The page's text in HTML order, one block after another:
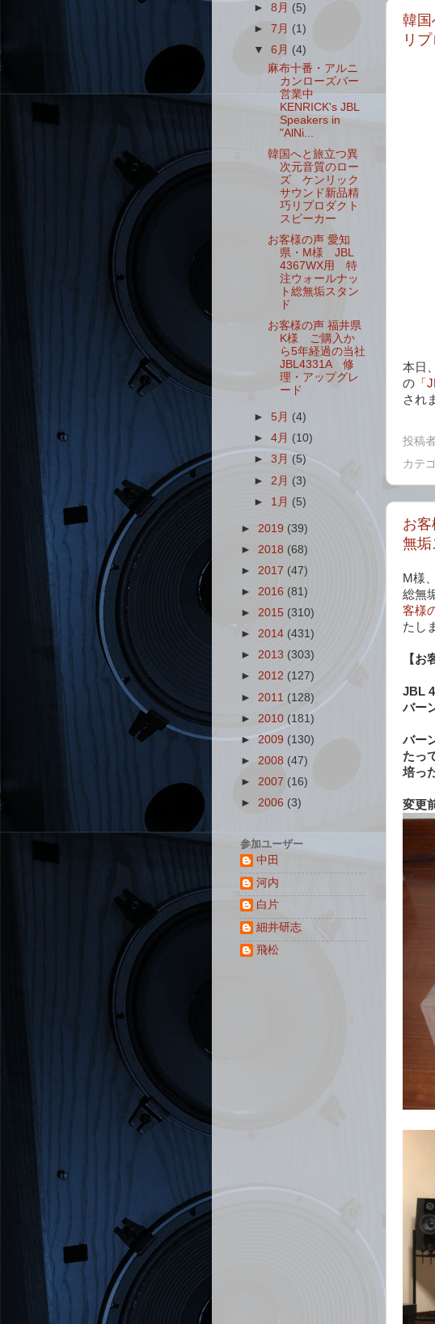
韓
リ
本日
の 「
され
投稿
カテ
お
無垢
M様
総無
客様
たし
【お
JBL
バー
バー
たっ
培っ
変更
►8月 (5)
►7月 (1)
▼6月 (4)
麻布十番・アルニ
カンローズバー
営業中
KENRICK's JBL
Speakers in
"AlNi...
韓国へと旅立つ異
次元音質のロー
ズ ケンリック
サウンド新品精
巧リプロダクト
スピーカー
お客様の声 愛知
県・M様 JBL
4367WX用 特
注ウォールナッ
ト総無垢スタン
ド
お客様の声 福井県
K様 ご購入か
ら5年経過の当社
JBL4331A 修
理・アップグレ
ード
►5月 (4)
►4月 (10)
►3月 (5)
► 2月(3)
► 1月 (5)
► 2019 (39)
► 2018 (68)
► 2017 (47)
► 2016 (81)
► 2015 (310)
► 2014 (431)
► 2013 (303)
► 2012 (127)
► 2011 (128)
► 2010 (181)
►2009 (130)
► 2008 (47)
► 2007 (16)
► 2006 (3)
参加ユーザー
中田
河内
白片
細井研志
飛松